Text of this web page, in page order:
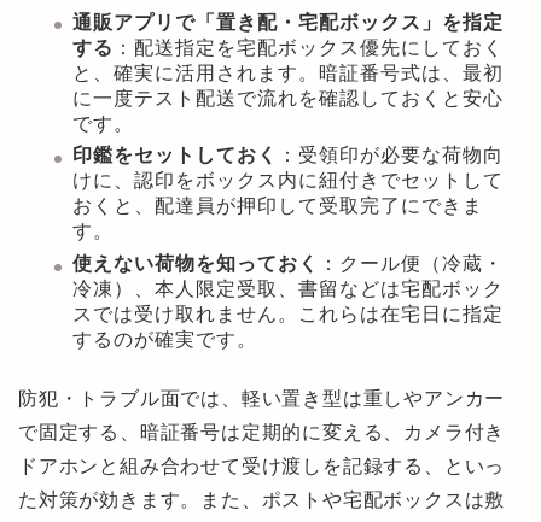
通販アプリで「置き配・宅配ボックス」を指定
する ：配送指定を宅配ボックス優先にしておく
と、確実に活用されます。暗証番号式は、最初
に一度テスト配送で流れを確認しておくと安心
です。
印鑑をセットしておく
：受領印が必要な荷物向
けに、認印をボックス内に紐付きでセットして
おくと、配達員が押印して受取完了にできま
す。
使えない荷物を知っておく
：クール便（冷蔵・
冷凍）、本人限定受取、書留などは宅配ボック
スでは受け取れません。これらは在宅日に指定
するのが確実です。
防犯・トラブル面では、軽い置き型は重しやアンカー
で固定する、暗証番号は定期的に変える、カメラ付き
ドアホンと組み合わせて受け渡しを記録する、といっ
た対策が効きます。また、ポストや宅配ボックスは敷